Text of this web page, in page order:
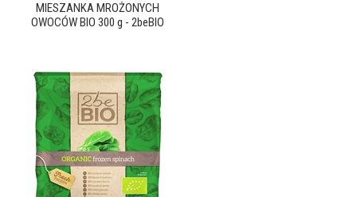
MIESZANKA MROŻONYCH
OWOCÓW BIO 300 g - 2beBIO